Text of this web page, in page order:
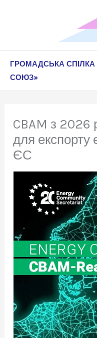
ГРОМАДСЬКА
СОЮЗ»
CBAM з 2026
для експорту
ЄС